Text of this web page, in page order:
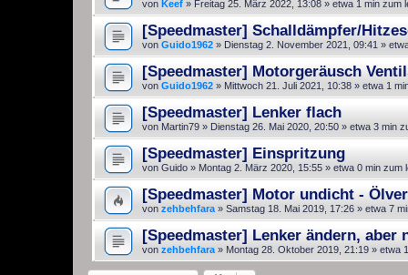
von Keef » Freitag 25. März 2022, 13:08 » etwa 1 min zum
[Speedmaster] Schalldämpfer/
von Guido1962 » Dienstag 2. November 2021, 09:41 »
[Speedmaster] Motorgeräusch
von Guido1962 » Mittwoch 21. Juli 2021, 10:38 » etwa 1
[Speedmaster] Lenker flach
von Martin79 » Dienstag 26. Mai 2020, 20:50 » etwa 3 min
[Speedmaster] Einspritzung
von Guido » Montag 2. März 2020, 15:55 » etwa 0 min zum
[Speedmaster] Motor undicht -
von zehbehfara » Samstag 18. Mai 2019, 17:26 » etwa 7
[Speedmaster] Lenker ändern, aber
von zehbehfara » Montag 28. Oktober 2019, 21:19 » etwa